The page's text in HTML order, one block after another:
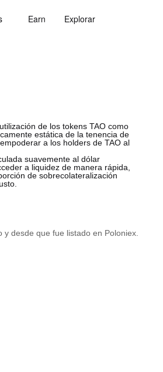
Earn Explorar
de los tokens TAO como
estática de la tenencia de
a los holders de TAO al
suavemente al dólar
a liquidez de manera rápida,
de sobrecolateralización
desde que fue listado en Poloniex.